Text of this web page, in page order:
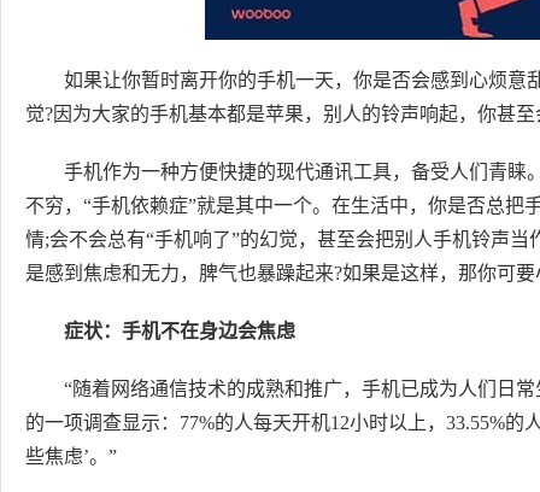
如果让你暂时离开你的手机一天，你是否会感到心烦意
觉?因为大家的手机基本都是苹果，别人的铃声响起，你甚
手机作为一种方便快捷的现代通讯工具，备受人们青
不穷，“手机依赖症”就是其中一个。在生活中，你是否总
情;会不会总有“手机响了”的幻觉，甚至会把别人手机铃声
是感到焦虑和无力，脾气也暴躁起来?如果是这样，那你可
症状：手机不在身边会焦虑
“随着网络通信技术的成熟和推广，手机已成为人们日
的一项调查显示：77%的人每天开机12小时以上，33.55%的
些焦虑’。”